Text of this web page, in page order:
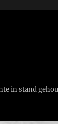
in stand